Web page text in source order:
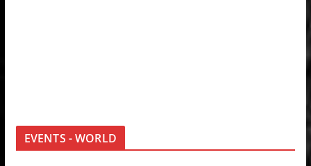
EVENTS - WORLD